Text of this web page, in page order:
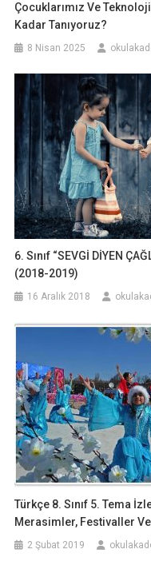
Çocuklarımız Ve
Kadar Tanıyoruz?
8 Nisan 2025
6. Sınıf “SEVGİ DİYEN
(2018-2019)
16 Aralık 2018
Türkçe 8. Sınıf 5. Tema
Merasimler, Festivaller
2 Şubat 2019